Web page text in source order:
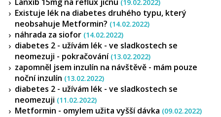
(19.02.2022)
Existuje lék na diabetes druhého typu, který
neobsahuje Metformin? (14.02.2022)
náhrada za siofor (14.02.2022)
diabetes 2 - užívám lék - ve sladkostech se
neomezuji - pokračování (13.02.2022)
zapomněl jsem inzulín na návštěvě - mám pouze
noční inzulín (13.02.2022)
diabetes 2 - užívám lék - ve sladkostech se
neomezuji (11.02.2022)
Metformin - omylem užita vyšší dávka (09.02.2022)